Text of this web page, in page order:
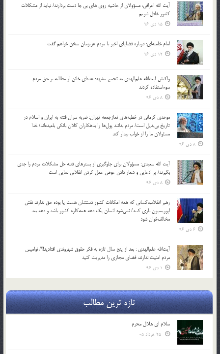
آیت الله اعرافی: مسؤولان از حاشیه روی های بی جا دست بردارند/ نباید از مشکلات
کشور غافل شویم
15 دی 96
امام خامنه‌ای: درباره قضایای اخیر با مردم عزیزمان سخن خواهم گفت
12 دی 96
واکنش آیت‌الله علم‌الهدی به تجمع مشهد: عده‌ای خائن از مطالبه بر حق مردم
سوءاستفاده کردند
8 دی 96
موحدی کرمانی در خطبه‌های نمازجمعه تهران: ضربه‌ سران فتنه به ایران و اسلام در
تاریخ بی‌بدیل است/ مردم بدانند پول‌ها را بدهکاران کلان بانکی بلعیده‌اند/ خدا
مسئولان ما را از خواب بیدار کند
8 دی 96
آیت الله سعیدی: مسؤولان برای جلوگیری از بسترهای فتنه حل مشکلات مردم را جدی
بگیرند/ پر ادعایی و شعار دادن عوض عمل کردن انقلابی نمایی است
8 دی 96
رهبر انقلاب:کسانی که همه امکانات کشور دستشان هست یا بوده حق ندارند نقش
اپوزیسیون بازی کنند/ نمی‌شود انسان یک‌ دهه همه‌کاره کشور باشد و دهه بعد
مخالف‌خوان شود
6 دی 96
آیت‌الله علم‌الهدی : بعد از پنج سال تازه به فکر حقوق شهروندی افتادید!؟/ نوامیس
مردم امنیت ندارند، فضای مجازی را مدیریت کنید
1 دی 96
تازه ترین مطالب
سلام ای هلال محرم